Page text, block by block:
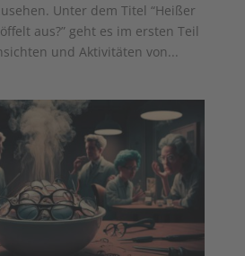
Unter dem Titel “Heißer
aus?” geht es im ersten Teil
und Aktivitäten von...